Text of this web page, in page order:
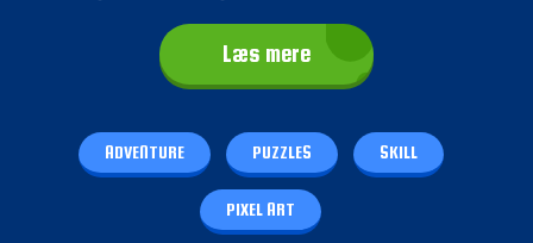
Kontrol af spillet
som du finder på skærmen. Nederst til venstre
finder du bevægelseskontrollen, og nederst til
højre finder du hoppekontrollen.
Læs mere
ADVENTURE PUZZLES SKILL
PIXEL ART